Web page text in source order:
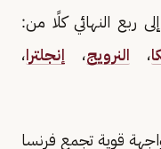
ربع النهائي كلًا من:
، النرويج، إنجلترا،
قوية تجمع فرنسا